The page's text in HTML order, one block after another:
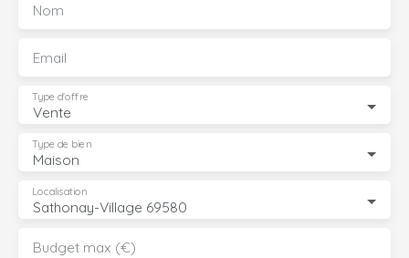
Nom
Email
Vente
Type d'offre
Maison
Type de bien
Sathonay-Village 69580
Localisation
Budget max (€)